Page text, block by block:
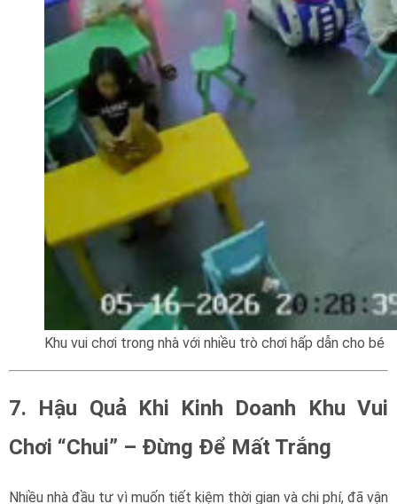
Khu vui chơi trong nhà với nhiều trò chơi hấp dẫn cho bé
7. Hậu Quả Khi Kinh Doanh Khu Vui
Chơi “Chui” – Đừng Để Mất Trắng
Nhiều nhà đầu tư vì muốn tiết kiệm thời gian và chi phí, đã vận